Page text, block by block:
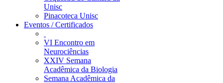
Unisc
Pinacoteca Unisc
Eventos / Certificados
VI Encontro em
Neurociências
XXIV Semana
Acadêmica da Biologia
Semana Acadêmica da